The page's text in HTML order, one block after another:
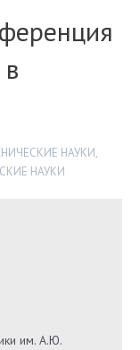
НАУКИ,
НАУКИ
им. А.Ю.